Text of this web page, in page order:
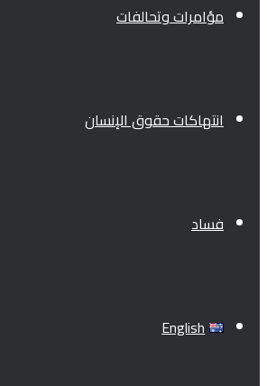
مؤامرات وتحالفات
انتهاكات حقوق الإنسان
فساد
English